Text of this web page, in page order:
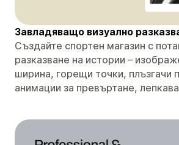
Завладяващо визуално
Създайте спортен магазин с
разказване на истории –
ширина, горещи точки, плъзгачи
анимации за превъртане, лепкава